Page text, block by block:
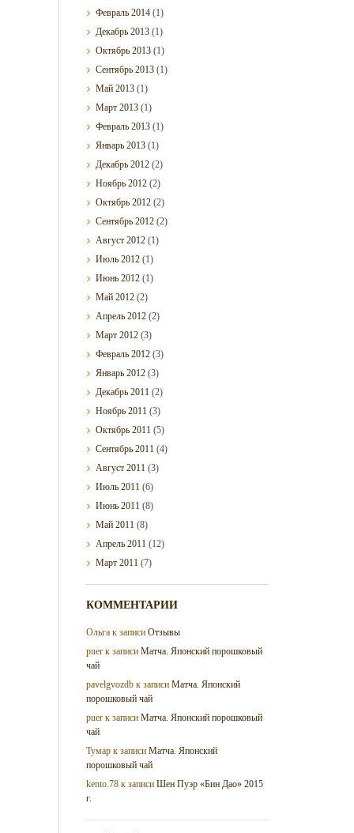
Февраль2014 (1)
Декабрь2013 (1)
Октябрь2013 (1)
Сентябрь2013 (1)
Май2013 (1)
Март2013 (1)
Февраль2013 (1)
Январь2013 (1)
Декабрь2012 (2)
Ноябрь2012 (2)
Октябрь2012 (2)
Сентябрь2012 (2)
Август2012 (1)
Июль2012 (1)
Июнь2012 (1)
Май2012 (2)
Апрель2012 (2)
Март2012 (3)
Февраль2012 (3)
Январь2012 (3)
Декабрь2011 (2)
Ноябрь2011 (3)
Октябрь2011 (5)
Сентябрь2011 (4)
Август2011 (3)
Июль2011 (6)
Июнь2011 (8)
Май2011 (8)
Апрель2011 (12)
Март2011 (7)
КОММЕНТАРИИ
Ольга к записиОтзывы
puer к записиМатча. Японский порошковый
чай
pavelgvozdb к записиМатча. Японский
порошковый чай
puer к записиМатча. Японский порошковый
чай
Тумар к записиМатча. Японский
порошковый чай
kento.78 к записиШен Пуэр «Бин Дао» 2015
г.